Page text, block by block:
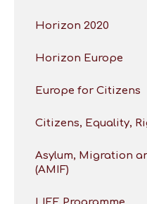
Horizon 2020
Horizon Europe
Europe for Citizens
Citizens, Equality,
Asylum, Migration
(AMIF)